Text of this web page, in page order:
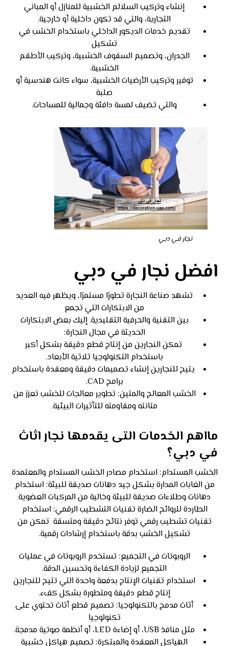
إنشاء وتركيب السلالم الخشبية للمنازل أو المباني
التجارية، والتي قد تكون داخلية أو خارجية.
تقديم خدمات الديكور الداخلي باستخدام الخشب في
تشكيل
الجدران، وتصميم السقوف الخشبية، وتركيب الأطقم
الخشبية.
توفير وتركيب الأرضيات الخشبية، سواء كانت هندسية أو
صلبة
والتي تضيف لمسة دافئة وجمالية للمساحات.
نجار في دبي
افضل نجار في دبي
تشهد صناعة النجارة تطورًا مستمرًا، ويظهر فيه العديد
من الابتكارات التي تجمع
بين التقنية والحرفية التقليدية. إليك بعض الابتكارات
الحديثة في مجال النجارة:
تمكن النجارين من إنتاج قطع دقيقة بشكل أكبر
باستخدام التكنولوجيا ثلاثية الأبعاد.
يتيح للنجارين إنشاء تصميمات دقيقة ومعقدة باستخدام
برامج CAD.
الخشب المعالج والمتين: تطوير معالجات للخشب تعزز من
متانته ومقاومته للتأثيرات البيئية.
مااهم الخدمات التى يقدمها نجار اثاث
في دبي؟
الخشب المستدام: استخدام مصادر الخشب المستدام والمعتمدة
من الغابات المدارة بشكل جيد دهانات صديقة للبيئة: استخدام
دهانات وطلاءات صديقة للبيئة وخالية من المركبات العضوية
الطاردة للروائح الضارة تقنيات التشطيب الرقمي: استخدام
تقنيات تشطيب رقمي توفر نتائج دقيقة ومتسقة تمكن من
تشكيل الخشب بدقة باستخدام إرشادات رقمية.
الروبوتات في التجميع: تستخدم الروبوتات في عمليات
التجميع لزيادة الكفاءة وتحسين الدقة.
استخدام تقنيات الإنتاج بدفعة واحدة التي تتيح للنجارين
إنتاج قطع دقيقة ومتطورة بشكل كفء.
أثاث مدمج بالتكنولوجيا: تصميم قطع أثاث تحتوي على
تكنولوجيا
مثل منافذ USB، أو إضاءة LED، أو أنظمة صوتية مدمجة.
الهياكل المعقدة والمبتكرة: تصميم هياكل خشبية